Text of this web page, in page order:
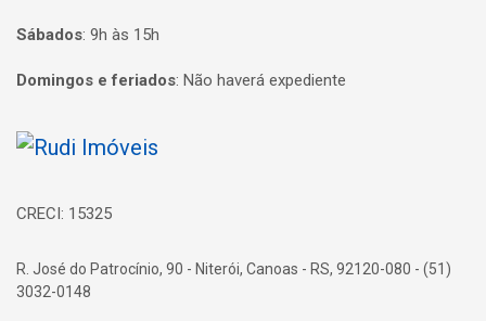
Sábados: 9h às 15h
Domingos e feriados: Não haverá expediente
Página inicial
CRECI: 15325
R. José do Patrocínio, 90 - Niterói, Canoas - RS, 92120-080 - (51)
3032-0148